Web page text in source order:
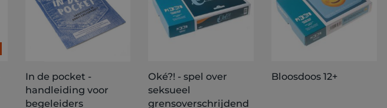
In de pocket -
handleiding voor
begeleiders
Oké?! - spel over
seksueel
grensoverschrijdend
Bloosdoos 12+